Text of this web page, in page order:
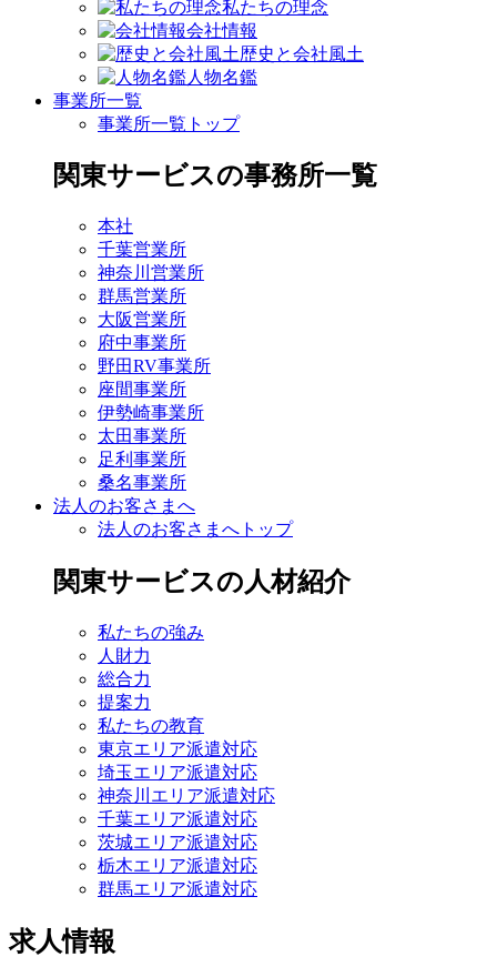
私たちの理念
会社情報
歴史と会社風土
人物名鑑
事業所一覧
事業所一覧トップ
関東サービスの事務所一覧
本社
千葉営業所
神奈川営業所
群馬営業所
大阪営業所
府中事業所
野田RV事業所
座間事業所
伊勢崎事業所
太田事業所
足利事業所
桑名事業所
法人のお客さまへ
法人のお客さまへトップ
関東サービスの人材紹介
私たちの強み
人財力
総合力
提案力
私たちの教育
東京エリア派遣対応
埼玉エリア派遣対応
神奈川エリア派遣対応
千葉エリア派遣対応
茨城エリア派遣対応
栃木エリア派遣対応
群馬エリア派遣対応
求人情報